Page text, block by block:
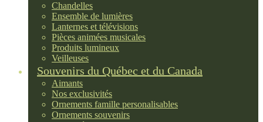
Chandelles
Ensemble de lumières
Lanternes et télévisions
Pièces animées musicales
Produits lumineux
Veilleuses
Souvenirs du Québec et du Canada
Aimants
Nos exclusivités
Ornements famille personalisables
Ornements souvenirs